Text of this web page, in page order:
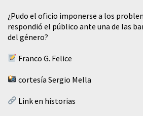
¿Pudo el oficio imponerse a los
respondió el público ante una de las
del género?
Franco G. Felice
cortesía Sergio Mella
Link en historias